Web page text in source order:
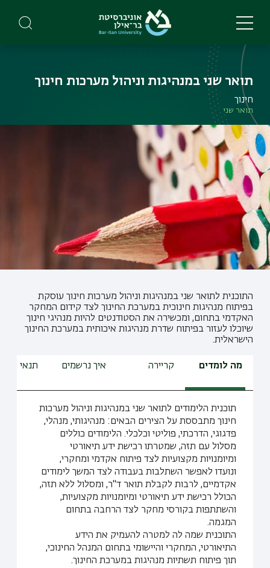
main
תואר שני במנהיגות וניהול מערכות חינוך
חינוך
תואר שני
התוכנית לתואר שני במנהיגות וניהול מערכות חינוך עוסקת
בפיתוח מנהיגות חינוכית במערכת החינוך לצד קידום המחקר
האקדמי בתחום, ומכשירה את הסטודנטים להיות מנהיגי חינוך
שיוכלו לעזור בפיתוח שדרת מנהיגות איכותית במערכת החינוך
הישראלית.
מה לומדים קריירה איך נרשמים תנאי
תוכנית הלימודים לתואר שני במנהיגות וניהול מערכות
חינוך מתבססת על הצירים הבאים: מנהיגותי, מנהלי,
פדגוגי, הדרכתי, פוליטי וכלכלי. הלימודים כוללים
מסלול עם תזה, שמטרתו רכישת ידע תיאורטי
ומיומנויות מקצועיות לצד פיתוח אקדמי ומחקרי,
ונועדו לאפשר השתלבות בעבודה לצד המשך לימודים
אקדמיים, לרבות לקבלת תואר ד"ר, ומסלול ללא תזה,
הכולל רכישת ידע תיאורטי ומיומנויות מקצועיות,
והשתתפות בקורסי מחקר לצד הרחבה בתחום
המגמה.
התוכנית שמה לה למטרה להעמיק את הידע
התיאורטי, המחקרי והיישומי בתחום המנהל החינוכי,
תוך פיתוח תשתיות מנהיגות במערכת החינוך.